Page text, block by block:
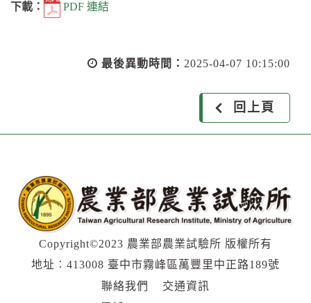
下載：
PDF 連結
最後異動時間： 2025-04-07 10:15:00
回上頁
Copyright©2023 農業部農業試驗所 版權所有
地址︰413008 臺中市霧峰區萬豐里中正路189號
聯絡我們
交通資訊